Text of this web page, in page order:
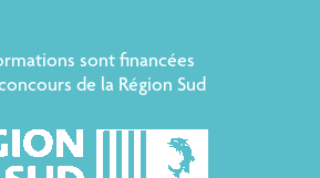
sont financées
de la Région Sud